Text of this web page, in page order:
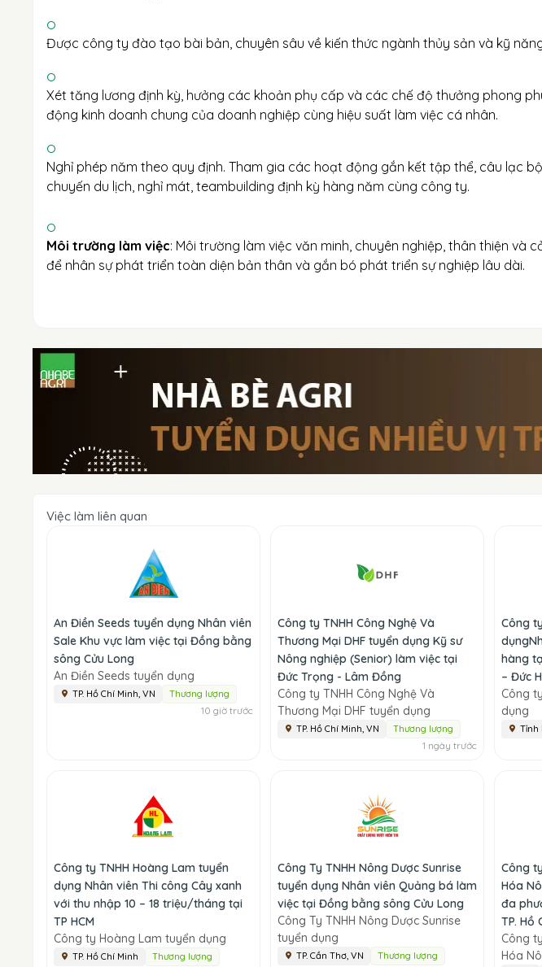
Được công ty đào tạo bài bản, chuyên sâu về kiến thức ngành thủy sản và kỹ
Xét tăng lương định kỳ, hưởng các khoản phụ cấp và các chế độ thưởng phong
động kinh doanh chung của doanh nghiệp cùng hiệu suất làm việc cá nhân.
Nghỉ phép năm theo quy định. Tham gia các hoạt động gắn kết tập thể, câu lạc
chuyến du lịch, nghỉ mát, teambuilding định kỳ hàng năm cùng công ty.
Môi trường làm việc: Môi trường làm việc văn minh, chuyên nghiệp, thân thiện và
để nhân sự phát triển toàn diện bản thân và gắn bó phát triển sự nghiệp lâu dài.
Việc làm liên quan
An Điền Seeds tuyển dụng Nhân viên
Sale Khu vực làm việc tại Đồng bằng
sông Cửu Long
An Điền Seeds tuyển dụng
TP. Hồ Chí Minh, VN Thương lượng
10 giờ trước
Công ty TNHH Công Nghệ Và
Thương Mại DHF tuyển dụng Kỹ sư
Nông nghiệp (Senior) làm việc tại
Đức Trọng - Lâm Đồng
Công ty TNHH Công Nghệ Và
Thương Mại DHF tuyển dụng
TP. Hồ Chí Minh, VN Thương lượng
1 ngày trước
Công
hàng
– Đức
Công
dụng
Tỉnh
Công ty TNHH Hoàng Lam tuyển
dụng Nhân viên Thi công Cây xanh
với thu nhập 10 – 18 triệu/tháng tại
TP HCM
Công ty Hoàng Lam tuyển dụng
TP. Hồ Chí Minh Thương lượng
Công Ty TNHH Nông Dược Sunrise
tuyển dụng Nhân viên Quảng bá làm
việc tại Đồng bằng sông Cửu Long
Công Ty TNHH Nông Dược Sunrise
tuyển dụng
TP. Cần Thơ, VN Thương lượng
Công
Hóa
đa
TP. Hồ
Công
Hóa